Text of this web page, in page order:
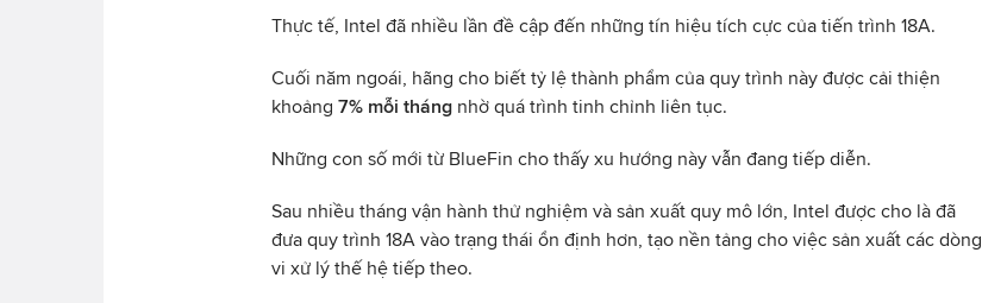
Thực tế, Intel đã nhiều lần đề cập đến những tín hiệu tích cực của tiến trình 18A.
Cuối năm ngoái, hãng cho biết tỷ lệ thành phẩm của quy trình này được cải thiện
khoảng 7% mỗi tháng nhờ quá trình tinh chỉnh liên tục.
Những con số mới từ BlueFin cho thấy xu hướng này vẫn đang tiếp diễn.
Sau nhiều tháng vận hành thử nghiệm và sản xuất quy mô lớn, Intel được cho là đã
đưa quy trình 18A vào trạng thái ổn định hơn, tạo nền tảng cho việc sản xuất các dòng
vi xử lý thế hệ tiếp theo.